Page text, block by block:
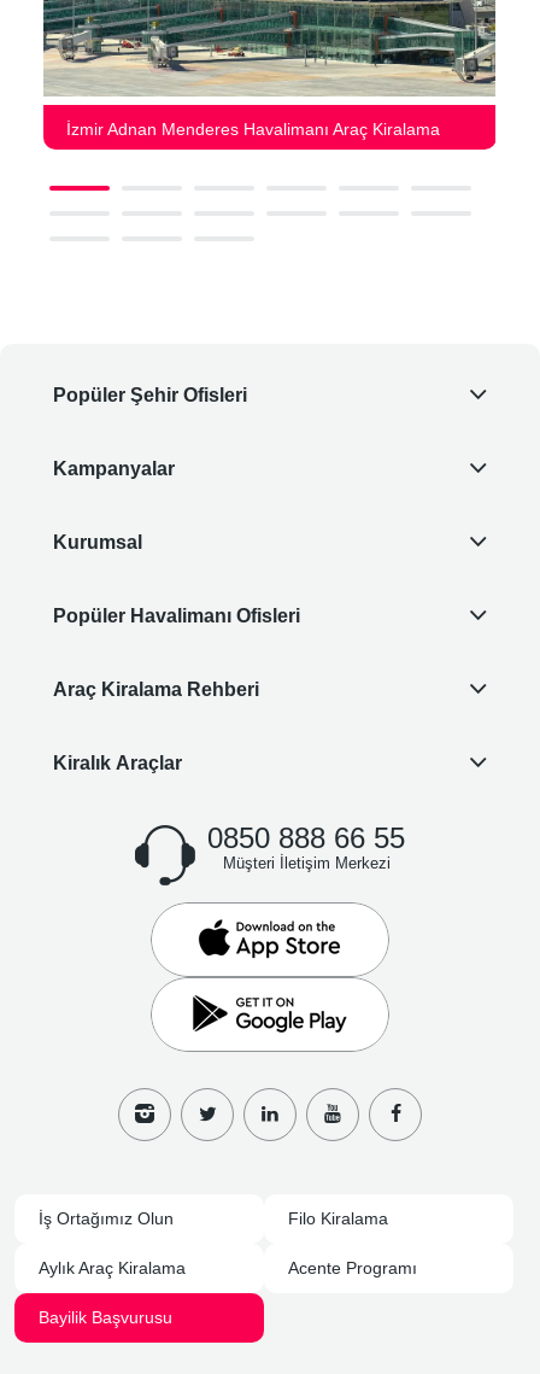
İzmir Adnan Menderes Havalimanı Araç Kiralama
Popüler Şehir Ofisleri
Kampanyalar
Kurumsal
Popüler Havalimanı Ofisleri
Araç Kiralama Rehberi
Kiralık Araçlar
0850 888 66 55
Müşteri İletişim Merkezi
İş Ortağımız Olun Filo Kiralama
Aylık Araç Kiralama Acente Programı
Bayilik Başvurusu